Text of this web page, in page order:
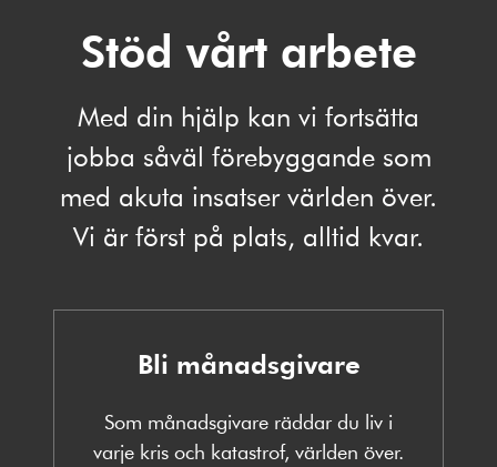
Stöd vårt arbete
Med din hjälp kan vi fortsätta
jobba såväl förebyggande som
med akuta insatser världen över.
Vi är först på plats, alltid kvar.
Bli månadsgivare
Som månadsgivare räddar du liv i
varje kris och katastrof, världen över.